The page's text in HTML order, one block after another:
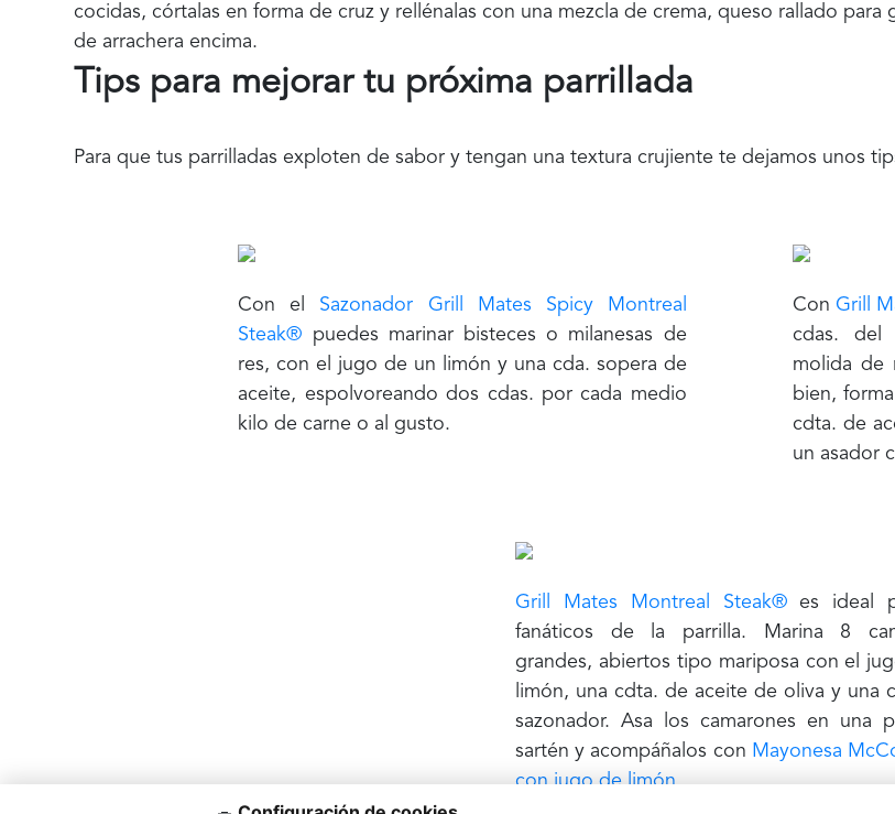
cocidas, córtalas en forma de cruz y rellénalas con una mezcla de crema, queso rallado
de arrachera encima.
Tips para mejorar tu próxima parrillada
Para que tus parrilladas exploten de sabor y tengan una textura crujiente te dejamos unos
Con el Sazonador Grill Mates Spicy Montreal
Steak® puedes marinar bisteces o milanesas de
res, con el jugo de un limón y una cda. sopera de
aceite, espolvoreando dos cdas. por cada medio
kilo de carne o al gusto.
Con Grill
cdas. del
molida de
bien,
cdta. de
un asador
Grill Mates Montreal Steak®es ideal
fanáticos de la parrilla. Marina 8
grandes, abiertos tipo mariposa con el
limón, una cdta. de aceite de oliva y una
sazonador. Asa los camarones en una
sartén y acompáñalos con Mayonesa
con jugo de limón.